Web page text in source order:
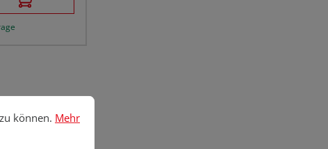
Mehr Informationen ...
können. Mehr